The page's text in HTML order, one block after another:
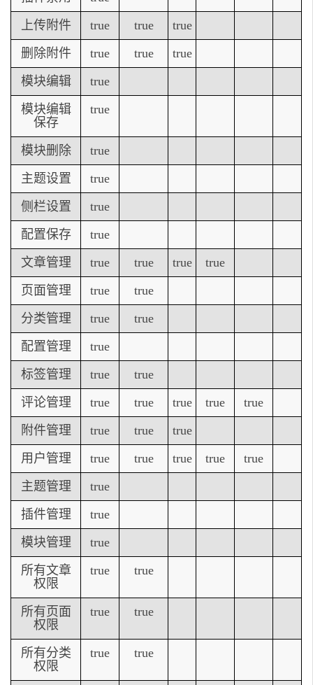
上传附件
true true
true
删除附件
true true
true
模块编辑
true
模块编辑
保存
true
模块删除
true
主题设置
true
侧栏设置
true
配置保存
true
文章管理
true true true
true
页面管理
true
true
分类管理
true
true
配置管理
true
标签管理
true
true
评论管理
true true true true
true
附件管理
true true
true
用户管理
true true true true
true
主题管理
true
插件管理
true
模块管理
true
所有文章
权限
true true
所有页面
权限
true true
所有分类
权限
true true